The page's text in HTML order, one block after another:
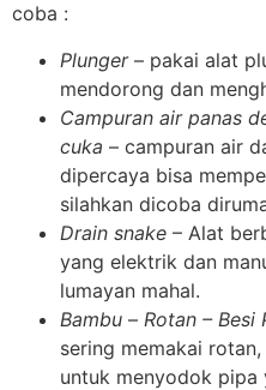
coba :
Plunger– pakai alat
mendorong dan
Campuran air panas
cuka – campuran air
dipercaya bisa
silahkan dicoba
Drain snake – Alat
yang elektrik dan
lumayan mahal.
Bambu – Rotan – Besi
sering memakai
untuk menyodok pipa